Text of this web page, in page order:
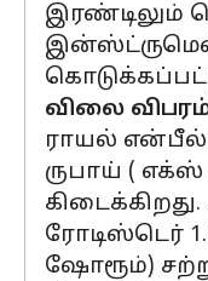
இரண்டிலும்
விலை
ராயல்
ருபாய் (
ரோடிஸ்டெர்
ஷோரூம்)